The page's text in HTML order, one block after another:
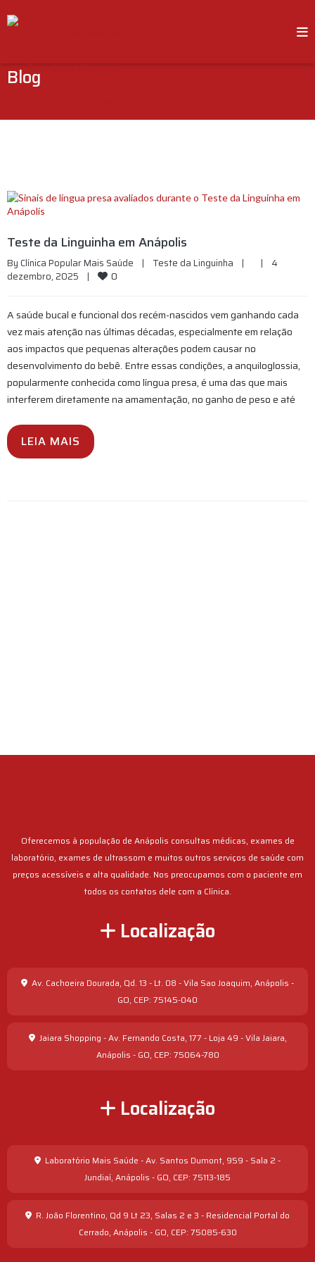
Blog
Teste da Linguinha em Anápolis
By Clínica Popular Mais Saúde | Teste da Linguinha | |
4
dezembro, 2025 | 0
A saúde bucal e funcional dos recém-nascidos vem ganhando cada
vez mais atenção nas últimas décadas, especialmente em relação
aos impactos que pequenas alterações podem causar no
desenvolvimento do bebê. Entre essas condições, a anquiloglossia,
popularmente conhecida como língua presa, é uma das que mais
interferem diretamente na amamentação, no ganho de peso e até
LEIA MAIS
Oferecemos à população de Anápolis consultas médicas, exames de
laboratório, exames de ultrassom e muitos outros serviços de saúde com
preços acessíveis e alta qualidade. Nos preocupamos com o paciente em
todos os contatos dele com a Clínica.
Localização
Av. Cachoeira Dourada, Qd. 13 - Lt. 08 - Vila Sao Joaquim, Anápolis -
GO, CEP: 75145-040
Jaiara Shopping - Av. Fernando Costa, 177 - Loja 49 - Vila Jaiara,
Anápolis - GO, CEP: 75064-780
Localização
Laboratório Mais Saúde - Av. Santos Dumont, 959 - Sala 2 -
Jundiaí, Anápolis - GO, CEP: 75113-185
R. João Florentino, Qd 9 Lt 23, Salas 2 e 3 - Residencial Portal do
Cerrado, Anápolis - GO, CEP: 75085-630